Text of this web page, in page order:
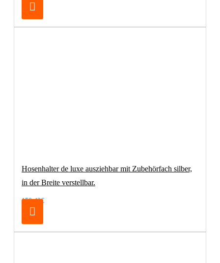
Hosenhalter de luxe ausziehbar mit Zubehörfach silber,
in der Breite verstellbar.
150,42€